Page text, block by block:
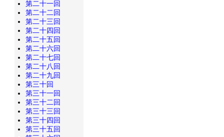
第二十一回
第二十二回
第二十三回
第二十四回
第二十五回
第二十六回
第二十七回
第二十八回
第二十九回
第三十回
第三十一回
第三十二回
第三十三回
第三十四回
第三十五回